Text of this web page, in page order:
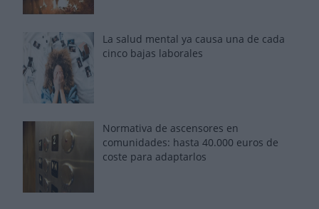
La salud mental ya causa una de cada
cinco bajas laborales
Normativa de ascensores en
comunidades: hasta 40.000 euros de
coste para adaptarlos